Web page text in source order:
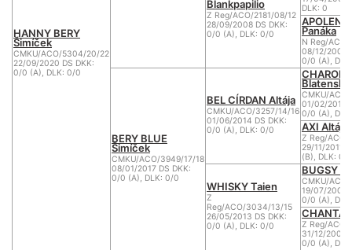
HANNY BERY
Šimíček
CMKU/ACO/5304/20/22
22/09/2020 DS DKK:
0/0 (A), DLK: 0/0
Blankpapilio
Z Reg/ACO/2181/08/12
28/09/2008 DS DKK:
0/0 (A), DLK: 0/0
DLK: 0
APOLENA
Panáka
N Reg/
08/12/2002
0/0 (A),
BERY BLUE
Šimíček
CMKU/ACO/3949/17/18
08/01/2017 DS DKK:
0/0 (A), DLK: 0/0
BEL CÍRDAN Altája
CMKU/ACO/3257/14/16
01/06/2014 DS DKK:
0/0 (A), DLK: 0/0
CHARON
CMKU/
01/02/2012
0/0 (A),
AXI Altája
Z Reg/ACO/
29/11/2011
(B), DLK: 0/0
WHISKY Taien
Z
Reg/ACO/3034/13/15
26/05/2013 DS DKK:
0/0 (A), DLK: 0/0
BUGSY
CMKU/
19/07/2008
0/0 (A),
Z Reg/ACO/
31/12/2006
0/0 (A),